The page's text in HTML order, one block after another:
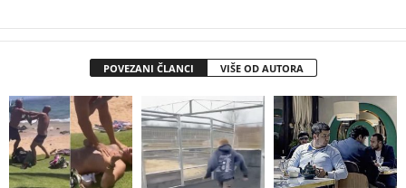
POVEZANI ČLANCI VIŠE OD AUTORA